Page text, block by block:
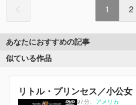
1 2
あなたにおすすめの記事
似ている作品
リトル・プリンセス／小公女
97分
アメリカ